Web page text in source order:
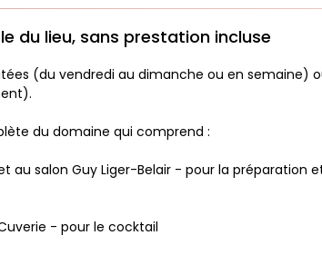
du lieu, sans prestation incluse
(du vendredi au dimanche ou en semaine)
du domaine qui comprend :
au salon Guy Liger-Belair - pour la préparation
- pour le cocktail